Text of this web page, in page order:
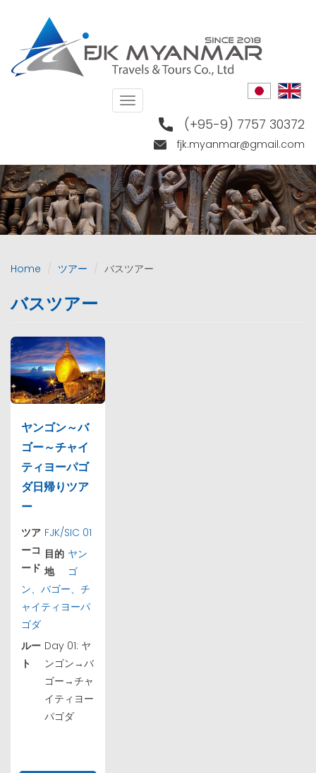
content
(+95-9) 7757 30372
fjk.myanmar@gmail.com
Toggle
navigation
Home ツアー バスツアー
バスツアー
ヤンゴン～バ
ゴー～チャイ
ティヨーパゴ
ダ日帰りツア
ー
ツア
ーコ
ード
FJK/SIC 01
目的
地
ヤン
ゴ
ン、バゴー、チ
ャイティヨーパ
ゴダ
ルー
ト
Day 01: ヤ
ンゴン→バ
ゴー→チャ
イティヨー
パゴダ